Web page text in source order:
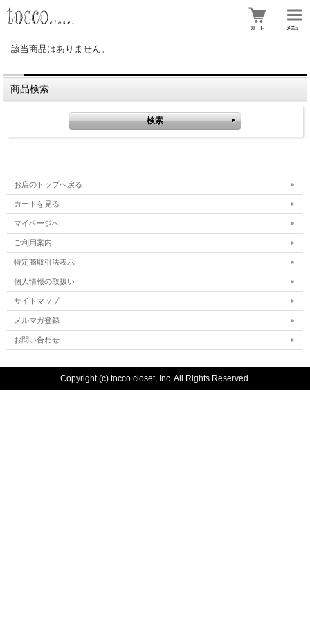
該当商品はありません。
商品検索
お店のトップへ戻る
カートを見る
マイページへ
ご利用案内
特定商取引法表示
個人情報の取扱い
サイトマップ
メルマガ登録
お問い合わせ
Copyright (c) tocco closet, Inc. All Rights Reserved.